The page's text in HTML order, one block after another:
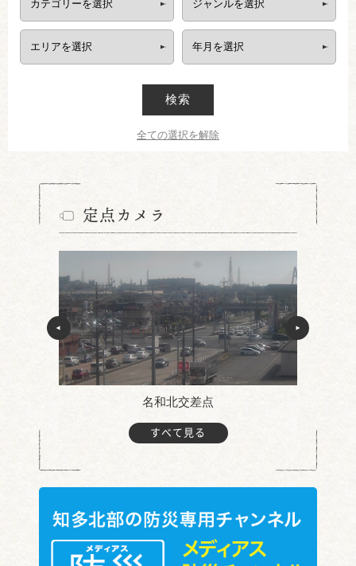
検索
全ての選択を解除
定点カメラ
名和北交差点
すべて見る